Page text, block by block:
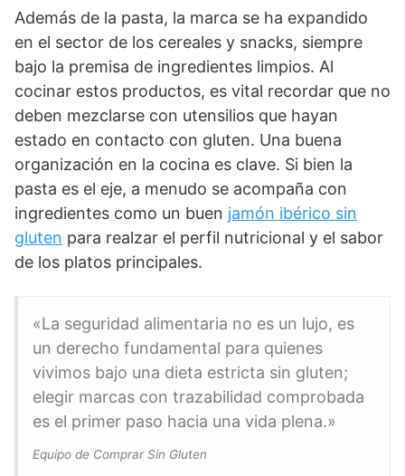
Además de la pasta, la marca se ha expandido
en el sector de los cereales y snacks, siempre
bajo la premisa de ingredientes limpios. Al
cocinar estos productos, es vital recordar que no
deben mezclarse con utensilios que hayan
estado en contacto con gluten. Una buena
organización en la cocina es clave. Si bien la
pasta es el eje, a menudo se acompaña con
ingredientes como un buen jamón ibérico sin
gluten para realzar el perfil nutricional y el sabor
de los platos principales.
«La seguridad alimentaria no es un lujo, es
un derecho fundamental para quienes
vivimos bajo una dieta estricta sin gluten;
elegir marcas con trazabilidad comprobada
es el primer paso hacia una vida plena.»
Equipo de Comprar Sin Gluten